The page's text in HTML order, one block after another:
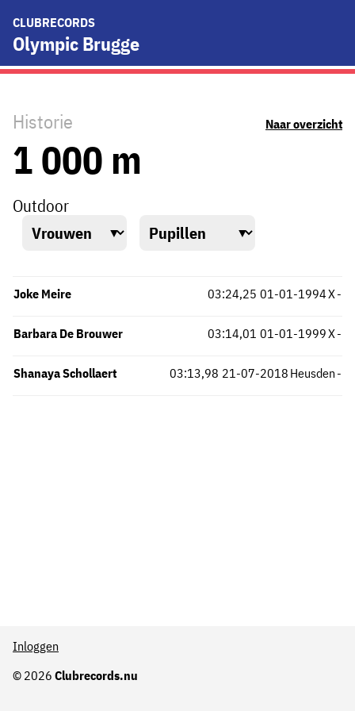
CLUBRECORDS
Olympic Brugge
Historie Naar overzicht
1 000 m
Outdoor
Joke Meire X
03:24,25 -
01-01-1994
Barbara De Brouwer X
03:14,01 -
01-01-1999
Shanaya Schollaert Heusden
03:13,98 -
21-07-2018
© 2026 Clubrecords.nu
Inloggen